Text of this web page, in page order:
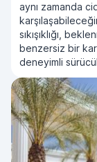
aynı zamanda
sıkışıklığı,
benzersiz bir
deneyimli